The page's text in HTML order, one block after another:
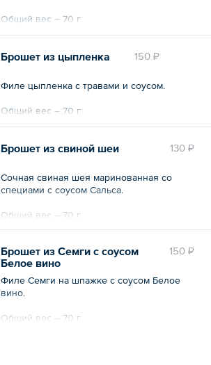
Общий вес – 70 г
150 ₽
Брошет из цыпленка
Филе цыпленка с травами и соусом.
Общий вес – 70 г
130 ₽
Брошет из свиной шеи
Сочная свиная шея маринованная со
специами с соусом Сальса.
Общий вес – 70 г
150 ₽
Брошет из Семги с соусом
Белое вино
Филе Семги на шпажке с соусом Белое
вино.
Общий вес – 70 г